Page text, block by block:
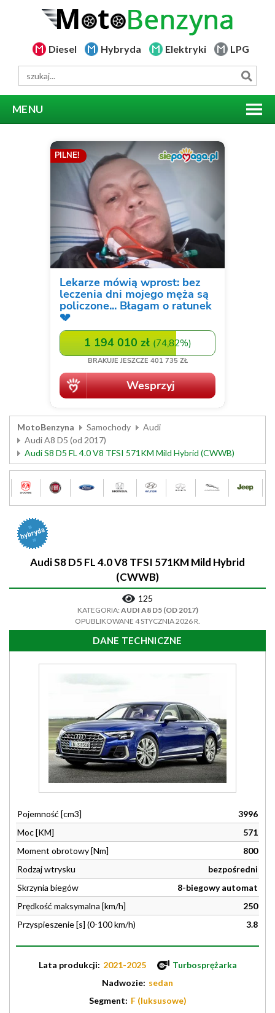
Diesel Hybryda Elektryki LPG
MENU
MotoBenzyna Samochody
Audi
Audi A8 D5 (od 2017)
Audi S8 D5 FL 4.0 V8 TFSI 571KM Mild Hybrid (CWWB)
Audi S8 D5 FL 4.0 V8 TFSI 571KM Mild Hybrid
(CWWB)
125
KATEGORIA: AUDI A8 D5 (OD 2017)
OPUBLIKOWANE 4 STYCZNIA 2026 R.
DANE TECHNICZNE
Pojemność [cm3]
3996
Moc [KM]
571
Moment obrotowy [Nm]
800
Rodzaj wtrysku
bezpośredni
Skrzynia biegów
8-biegowy automat
Prędkość maksymalna [km/h]
250
Przyspieszenie [s] (0-100 km/h)
3.8
Lata produkcji: 2021-2025
Turbosprężarka
Nadwozie: sedan
Segment: F (luksusowe)